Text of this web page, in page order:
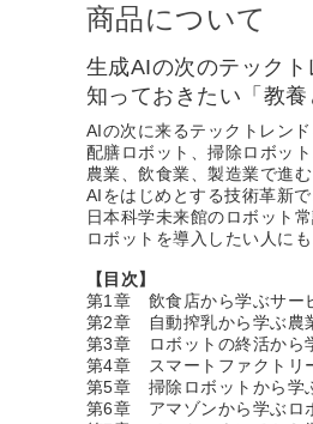
商品について
生成AIの次のテック
知っておきたい「教養
AIの次に来るテックトレン
配膳ロボット、掃除ロボッ
農業、飲食業、製造業で進
AIをはじめとする技術革新
日本科学未来館のロボット
ロボットを導入したい人に
【目次】
第1章 飲食店から学ぶサー
第2章 自動搾乳から学ぶ農
第3章 ロボットの終活から
第4章 スマートファクトリ
第5章 掃除ロボットから学
第6章 アマゾンから学ぶロ